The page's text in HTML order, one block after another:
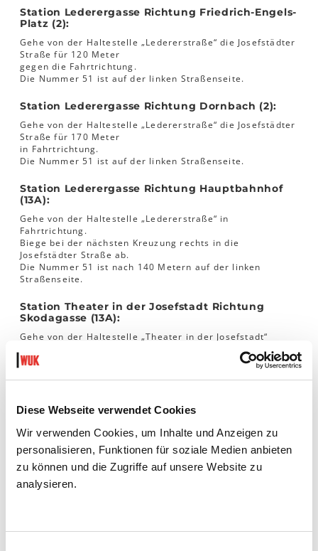
Diese Webseite verwendet Cookies
Wir verwenden Cookies, um Inhalte und Anzeigen zu
personalisieren, Funktionen für soziale Medien anbieten
zu können und die Zugriffe auf unsere Website zu
analysieren.
Station Lederergasse Richtung Friedrich-Engels-
Platz (2):
Gehe von der Haltestelle „Ledererstraße“ die Josefstädter
Straße für 120 Meter
gegen die Fahrtrichtung.
Die Nummer 51 ist auf der linken Straßenseite.
Station Lederergasse Richtung Dornbach (2):
Gehe von der Haltestelle „Ledererstraße“ die Josefstädter
Straße für 170 Meter
in Fahrtrichtung.
Die Nummer 51 ist auf der linken Straßenseite.
Station Lederergasse Richtung Hauptbahnhof
(13A):
Gehe von der Haltestelle „Ledererstraße“ in
Fahrtrichtung.
Biege bei der nächsten Kreuzung rechts in die
Josefstädter Straße ab.
Die Nummer 51 ist nach 140 Metern auf der linken
Straßenseite.
Station Theater in der Josefstadt Richtung
Skodagasse (13A):
Gehe von der Haltestelle „Theater in der Josefstadt“
Biege bei der nächsten Kreuzung rechts in die
Vom Hauseingang zum Empfang -
Wegbeschreibung
Gehe in den Hof hinein.
In der Hof-Mitte ist eine ummauerte Grünfläche.